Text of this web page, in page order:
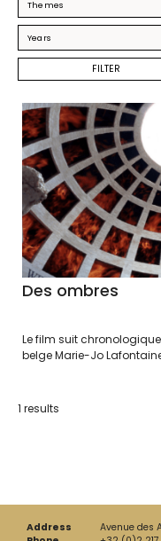
Des ombres
Le film suit
belge Marie-Jo
1 results
Address
Avenue des